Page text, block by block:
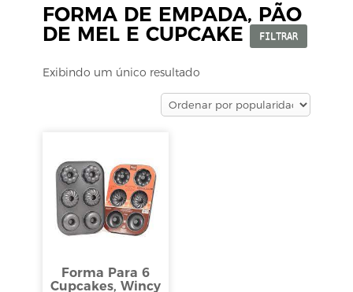
FORMA DE EMPADA, PÃO
DE MEL E CUPCAKE
FILTRAR
Exibindo um único resultado
Forma Para 6
Cupcakes, Wincy